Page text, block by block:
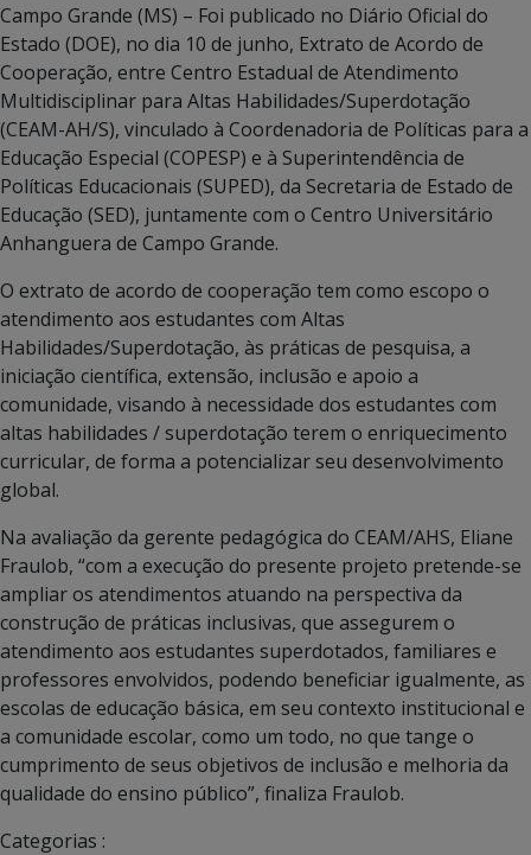
Campo Grande (MS) – Foi publicado no Diário Oficial do
Estado (DOE), no dia 10 de junho, Extrato de Acordo de
Cooperação, entre Centro Estadual de Atendimento
Multidisciplinar para Altas Habilidades/Superdotação
(CEAM-AH/S), vinculado à Coordenadoria de Políticas para a
Educação Especial (COPESP) e à Superintendência de
Políticas Educacionais (SUPED), da Secretaria de Estado de
Educação (SED), juntamente com o Centro Universitário
Anhanguera de Campo Grande.
O extrato de acordo de cooperação tem como escopo o
atendimento aos estudantes com Altas
Habilidades/Superdotação, às práticas de pesquisa, a
iniciação científica, extensão, inclusão e apoio a
comunidade, visando à necessidade dos estudantes com
altas habilidades / superdotação terem o enriquecimento
curricular, de forma a potencializar seu desenvolvimento
global.
Na avaliação da gerente pedagógica do CEAM/AHS, Eliane
Fraulob, “com a execução do presente projeto pretende-se
ampliar os atendimentos atuando na perspectiva da
construção de práticas inclusivas, que assegurem o
atendimento aos estudantes superdotados, familiares e
professores envolvidos, podendo beneficiar igualmente, as
escolas de educação básica, em seu contexto institucional e
a comunidade escolar, como um todo, no que tange o
cumprimento de seus objetivos de inclusão e melhoria da
qualidade do ensino público”, finaliza Fraulob.
Categorias :